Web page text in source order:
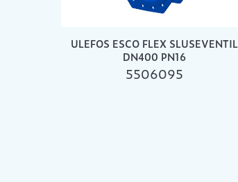
ULEFOS ESCO FLEX SLUSEVENTIL
DN400 PN16
5506095